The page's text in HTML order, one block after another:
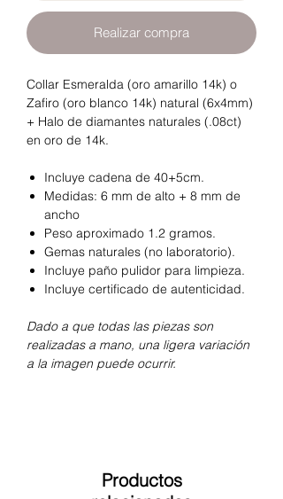
Realizar compra
Collar Esmeralda (oro amarillo 14k) o
Zafiro (oro blanco 14k) natural (6x4mm)
+ Halo de diamantes naturales (.08ct)
en oro de 14k.
Incluye cadena de 40+5cm.
Medidas: 6 mm de alto + 8 mm de
ancho
Peso aproximado 1.2 gramos.
Gemas naturales (no laboratorio).
Incluye paño pulidor para limpieza.
Incluye certificado de autenticidad.
Dado a que todas las piezas son
realizadas a mano, una ligera variación
a la imagen puede ocurrir.
Productos